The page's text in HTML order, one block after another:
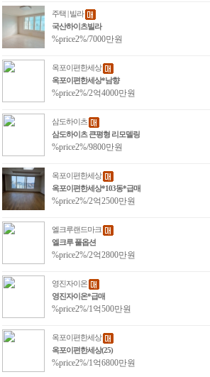
주택 | 빌라
국산하이츠빌라
%price2%/7000만원
옥포이편한세상
옥포이편한세상*남향
%price2%/2억4000만원
삼도하이츠
삼도하이츠 큰평형 리모델링
%price2%/9800만원
옥포이편한세상
옥포이편한세상*103동*급매
%price2%/2억2500만원
엘크루랜드마크
엘크루 풀옵션
%price2%/2억2800만원
영진자이온
영진자이온*급매
%price2%/1억500만원
옥포이편한세상
옥포이편한세상(25)
%price2%/1억6800만원